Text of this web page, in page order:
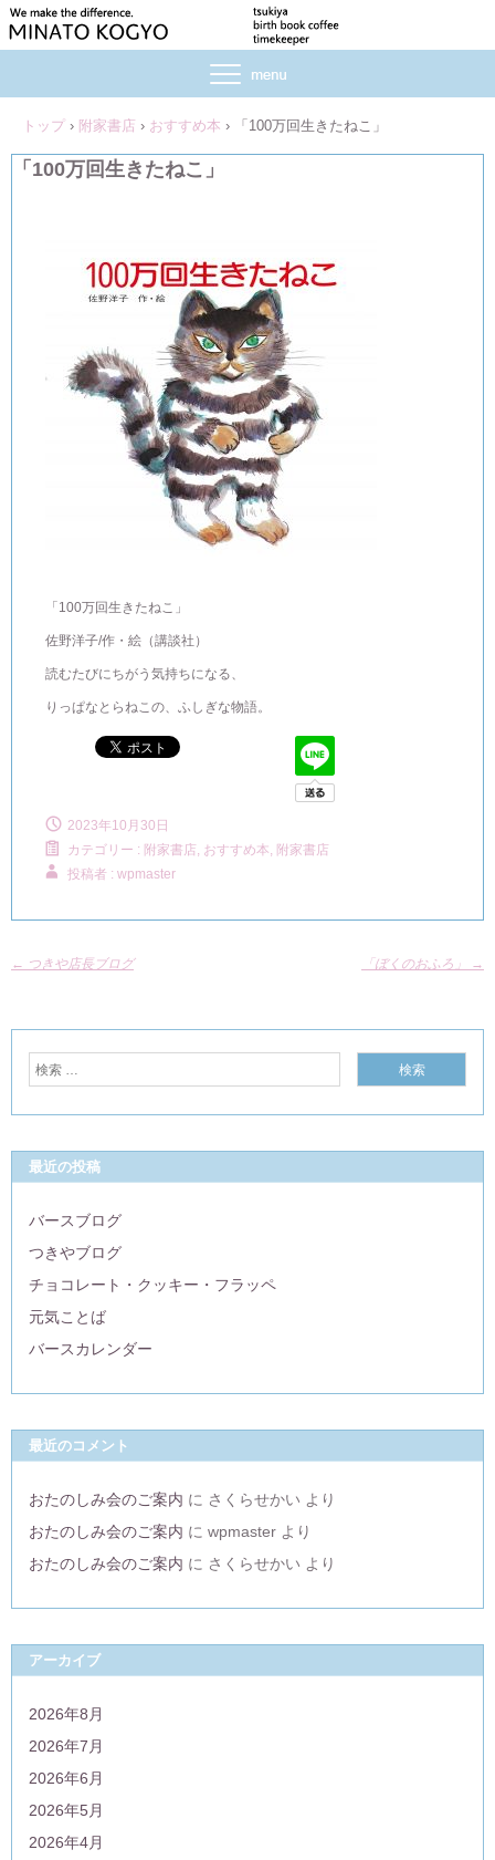
トップ › 附家書店 › おすすめ本 › 「100万回生きたねこ」
「100万回生きたねこ」
「100万回生きたねこ」
佐野洋子/作・絵（講談社）
読むたびにちがう気持ちになる、
りっぱなとらねこの、ふしぎな物語。
2023年10月30日
カテゴリー : 附家書店, おすすめ本, 附家書店
投稿者 : wpmaster
← つきや店長ブログ 「ぼくのおふろ」 →
最近の投稿
バースブログ
つきやブログ
チョコレート・クッキー・フラッペ
元気ことば
バースカレンダー
最近のコメント
おたのしみ会のご案内 に さくらせかい より
おたのしみ会のご案内 に wpmaster より
おたのしみ会のご案内 に さくらせかい より
アーカイブ
2026年8月
2026年7月
2026年6月
2026年5月
2026年4月